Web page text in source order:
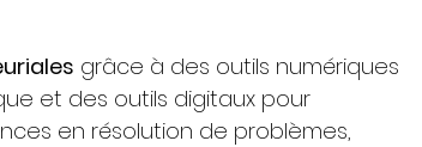
grâce à des outils numériques
et des outils digitaux pour
en résolution de problèmes,